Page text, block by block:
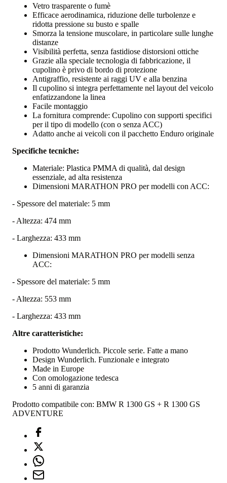
Vetro trasparente o fumè
Efficace aerodinamica, riduzione delle turbolenze e
ridotta pressione su busto e spalle
Smorza la tensione muscolare, in particolare sulle lunghe
distanze
Visibilità perfetta, senza fastidiose distorsioni ottiche
Grazie alla speciale tecnologia di fabbricazione, il
cupolino è privo di bordo di protezione
Antigraffio, resistente ai raggi UV e alla benzina
Il cupolino si integra perfettamente nel layout del veicolo
enfatizzandone la linea
Facile montaggio
La fornitura comprende: Cupolino con supporti specifici
per il tipo di modello (con o senza ACC)
Adatto anche ai veicoli con il pacchetto Enduro originale
Specifiche tecniche:
Materiale: Plastica PMMA di qualità, dal design
essenziale, ad alta resistenza
Dimensioni MARATHON PRO per modelli con ACC:
- Spessore del materiale: 5 mm
- Altezza: 474 mm
- Larghezza: 433 mm
Dimensioni MARATHON PRO per modelli senza
ACC:
- Spessore del materiale: 5 mm
- Altezza: 553 mm
- Larghezza: 433 mm
Altre caratteristiche:
Prodotto Wunderlich. Piccole serie. Fatte a mano
Design Wunderlich. Funzionale e integrato
Made in Europe
Con omologazione tedesca
5 anni di garanzia
Prodotto compatibile con: BMW R 1300 GS + R 1300 GS
ADVENTURE